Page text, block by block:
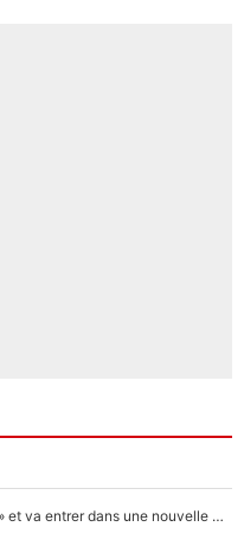
F1 - Alpine signe un accord «impensable» et va entrer dans une nouvelle dimension : Grande nouvelle pour Pierre Gasly !